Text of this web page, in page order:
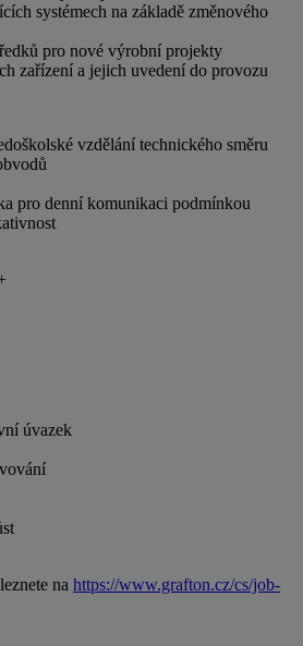
systémech na základě změnového
pro nové výrobní projekty
zařízení a jejich uvedení do provozu
vzdělání technického směru
pro denní komunikaci podmínkou
úvazek
na https://www.grafton.cz/cs/job-